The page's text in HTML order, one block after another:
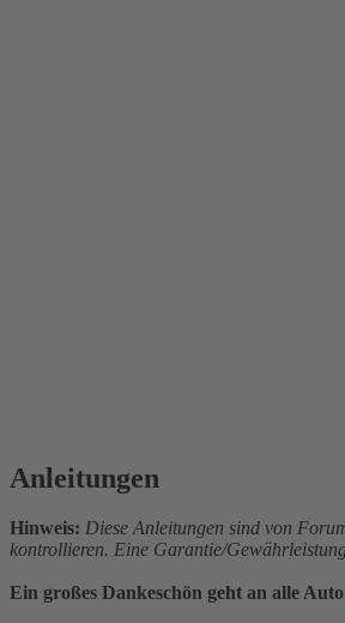
Anleitungen
Hinweis: Diese Anleitungen sind von
kontrollieren. Eine Garantie/
Ein großes Dankeschön geht an alle